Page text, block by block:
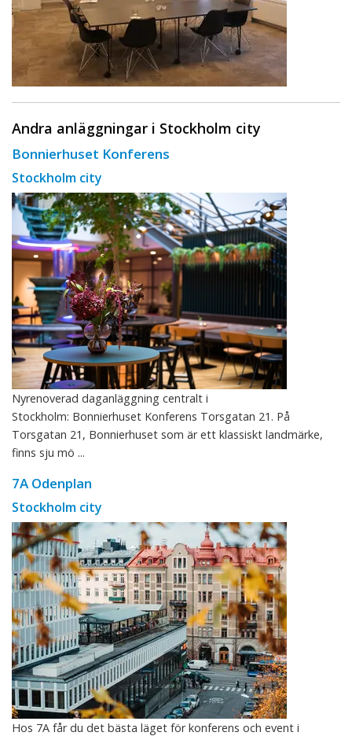
Andra anläggningar i Stockholm city
Bonnierhuset Konferens
Stockholm city
Nyrenoverad daganläggning centralt i
Stockholm: Bonnierhuset Konferens Torsgatan 21. På
Torsgatan 21, Bonnierhuset som är ett klassiskt landmärke,
finns sju mö ...
7A Odenplan
Stockholm city
Hos 7A får du det bästa läget för konferens och event i